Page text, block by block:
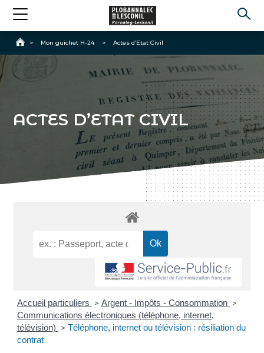
Accueil
> Mon guichet H-24 > Actes d’Etat Civil
ACTES D’ETAT CIVIL
Accueil particuliers > Argent - Impôts - Consommation >
Communications électroniques (téléphone, internet,
télévision)
> Téléphone, internet ou télévision : résiliation du
contrat